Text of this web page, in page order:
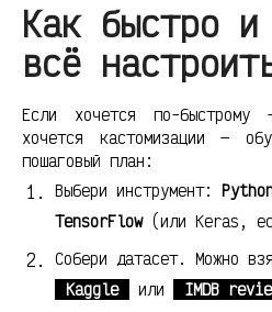
Как быстро и
всё
Если хочется по-
хочется кастомизации —
пошаговый план:
Выбери инструмент:
TensorFlow(или Keras,
Собери датасет. Можно
Kaggle
или IMDB